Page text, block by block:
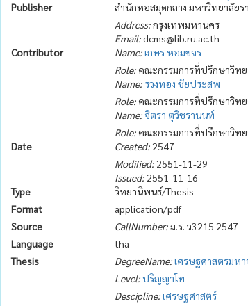
Publisher
สำนักหอสมุดกลาง มหาวิทยาลัยร
Address:กรุงเทพมหานคร
Email:dcms@lib.ru.ac.th
Contributor
Name:เกษร หอมขจร
Role: คณะกรรมการที่ปรึกษาวิท
Name: รวงทอง ชัยประสพ
Role: คณะกรรมการที่ปรึกษาวิท
Name: จิตรา ตุวิชรานนท์
Role: คณะกรรมการที่ปรึกษาวิท
Date
Created: 2547
Modified: 2551-11-29
Issued: 2551-11-16
Type
วิทยานิพนธ์/Thesis
Format
application/pdf
Source
CallNumber:ม.ร. ว3215 2547
Language
tha
Thesis
DegreeName:เศรษฐศาสตรมห
Level:ปริญญาโท
Descipline:เศรษฐศาสตร์